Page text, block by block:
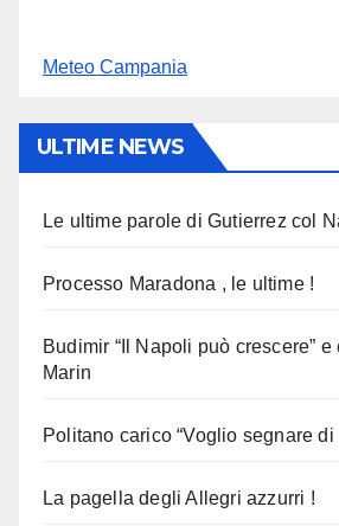
Meteo Campania
ULTIME NEWS
Le ultime parole di Gutierrez col
Processo Maradona , le ultime !
Budimir “Il Napoli può crescere”
Marin
Politano carico “Voglio segnare di
La pagella degli Allegri azzurri !